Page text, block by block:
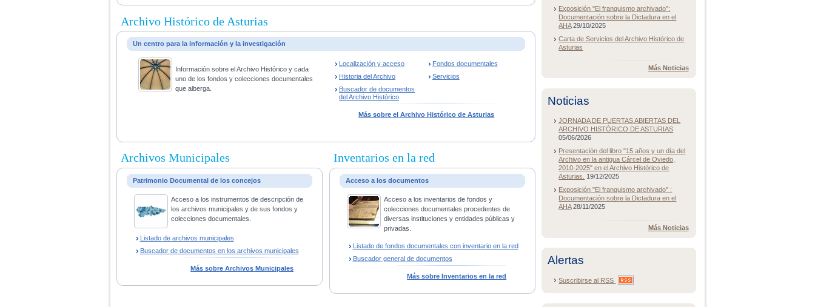
Archivo Histórico de Asturias
Un centro para la información y la investigación
Información sobre el Archivo Histórico y cada
uno de los fondos y colecciones documentales
que alberga.
Localización y acceso
Fondos documentales
Historia del Archivo
Servicios
Buscador de documentos
del Archivo Histórico
Más sobre el Archivo Histórico de Asturias
Archivos Municipales
Patrimonio Documental de los concejos
Acceso a los instrumentos de descripción de
los archivos municipales y de sus fondos y
colecciones documentales.
Listado de archivos municipales
Buscador de documentos en los archivos municipales
Más sobre Archivos Municipales
Inventarios en la red
Acceso a los documentos
Acceso a los inventarios de fondos y
colecciones documentales procedentes de
diversas instituciones y entidades públicas y
privadas.
Listado de fondos documentales con inventario en la red
Buscador general de documentos
Más sobre Inventarios en la red
Exposición "El franquismo archivado":
Documentación sobre la Dictadura en el
AHA29/10/2025
Carta de Servicios del Archivo Histórico de
Asturias
Más Noticias
Noticias
JORNADA DE PUERTAS ABIERTAS DEL
ARCHIVO HISTÓRICO DE ASTURIAS
05/06/2026
Presentación del libro "15 años y un día del
Archivo en la antigua Cárcel de Oviedo,
2010-2025" en el Archivo Histórico de
Asturias.
19/12/2025
Exposición "El franquismo archivado" :
Documentación sobre la Dictadura en el
AHA28/11/2025
Más Noticias
Alertas
Suscribirse al RSS